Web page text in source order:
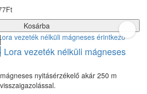
Kosárba
Lora vezeték nélküli mágneses
nyitásérzékelő akár 250 m